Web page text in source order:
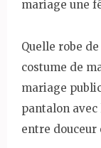
mariage une
Quelle robe
costume de
mariage
pantalon avec
entre douceur